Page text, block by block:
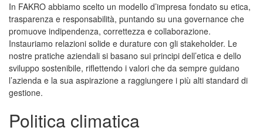
In FAKRO abbiamo scelto un modello d’impresa fondato su etica,
trasparenza e responsabilità, puntando su una governance che
promuove indipendenza, correttezza e collaborazione.
Instauriamo relazioni solide e durature con gli stakeholder. Le
nostre pratiche aziendali si basano sui principi dell’etica e dello
sviluppo sostenibile, riflettendo i valori che da sempre guidano
l’azienda e la sua aspirazione a raggiungere i più alti standard di
gestione.
Politica climatica